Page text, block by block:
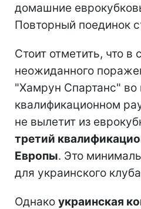
домашние
Повторный поединок
Стоит отметить, что в
неожиданного
"Хамрун Спартанс" во
квалификационном
не вылетит из
третий
Европы. Это
для украинского
Однако украинская